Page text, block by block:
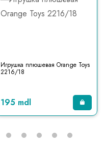
Игрушка плюшевая Orange Toys
2216/18
195 mdl